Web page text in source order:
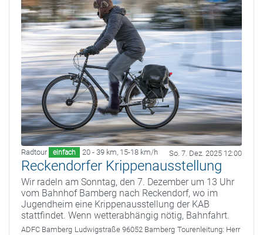
Radtour einfach 20 - 39 km, 15-18 km/h So. 7. Dez. 2025 12:00
Reckendorfer Krippenausstellung
Wir radeln am Sonntag, den 7. Dezember um 13 Uhr
vom Bahnhof Bamberg nach Reckendorf, wo im
Jugendheim eine Krippenausstellung der KAB
stattfindet. Wenn wetterabhängig nötig, Bahnfahrt.
ADFC Bamberg Ludwigstraße 96052 Bamberg Tourenleitung: Herr